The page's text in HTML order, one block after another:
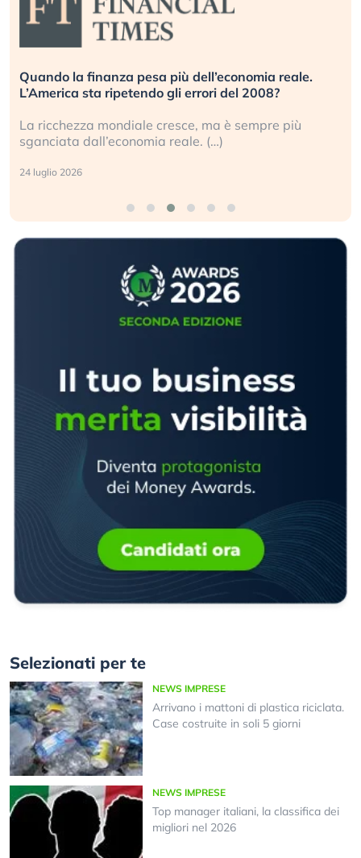
Quando la finanza pesa più dell’economia reale.
L’America sta ripetendo gli errori del 2008?
La ricchezza mondiale cresce, ma è sempre più
sganciata dall’economia reale. (…)
24 luglio 2026
Selezionati per te
NEWS IMPRESE
Arrivano i mattoni di plastica riciclata.
Case costruite in soli 5 giorni
NEWS IMPRESE
Top manager italiani, la classifica dei
migliori nel 2026